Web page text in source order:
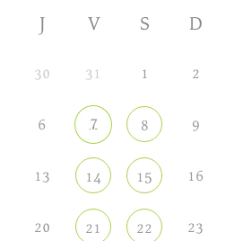
J V S D
30 31 1 2
6 7 8 9
13 14 15 16
20 21 22 23